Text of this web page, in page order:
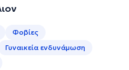
Φοβίες
Γυναικεία ενδυνάμωση